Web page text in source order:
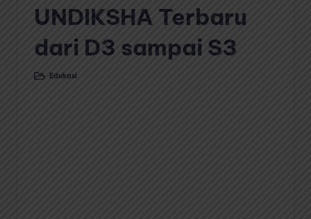
UNDIKSHA Terbaru
dari D3 sampai S3
PostedEdukasi